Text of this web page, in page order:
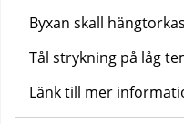
Byxan skall
Tål strykning på låg
Länk till mer